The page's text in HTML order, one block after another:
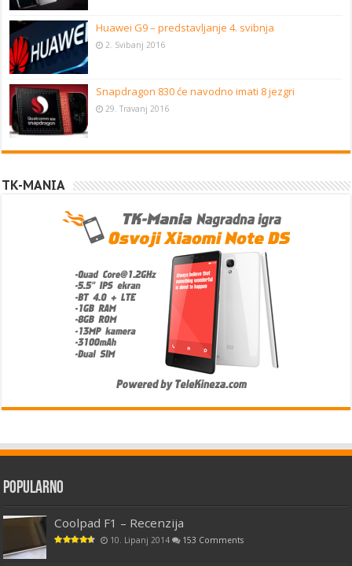
Huawei G9 – predstavljanje 4. svibnja
2. Svibanj 2016
Snapdragon 830 će navodno imati 8 jezgri
29. Travanj 2016
TK-MANIA
Popularno
Coolpad F1 – Recenzija
10. Lipanj 2014 153 Comments